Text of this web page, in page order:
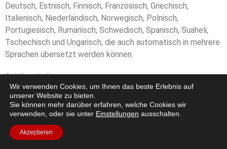
Deutsch, Estnisch, Finnisch, Französisch, Griechisch,
Italienisch, Niederländisch, Norwegisch, Polnisch,
Portugiesisch, Rumänisch, Schwedisch, Spanisch, Suaheli,
Tschechisch und Ungarisch, die auch automatisch in mehrere
Sprachen übersetzt werden können.
Schlüsselwörter:
Umwelt, Geologie, Mond,
Wir verwenden Cookies, um Ihnen das beste Erlebnis auf
unserer Website zu bieten.
Sie können mehr darüber erfahren, welche Cookies wir
verwenden, oder sie unter Einstellungen ausschalten.
Akzeptieren